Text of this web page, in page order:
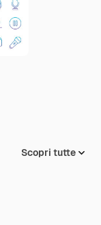
Scopri tutte